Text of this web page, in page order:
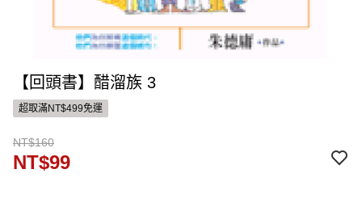
【回頭書】醋溜族 3
超取滿NT$499免運
NT$160
NT$99